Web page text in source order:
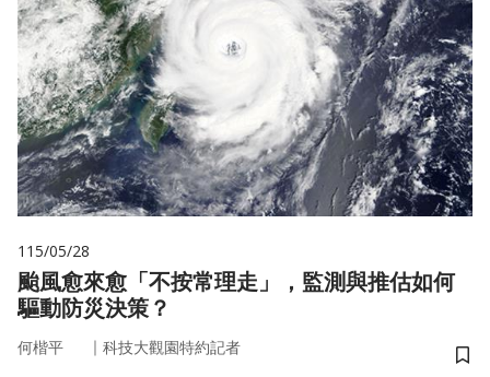
115/05/28
颱風愈來愈「不按常理走」，監測與推估如何
驅動防災決策？
何楷平 ｜ 科技大觀園特約記者
儲